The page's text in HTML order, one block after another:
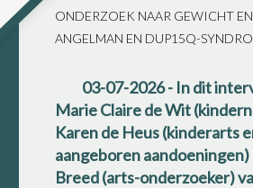
ONDERZOEK NAAR GEWICHT
ANGELMAN EN DUP15Q-
03-07-2026- In dit
Marie Claire de Wit
Karen de Heus (kinderarts
aangeboren aandoeningen)
Breed (arts-onderzoeker)